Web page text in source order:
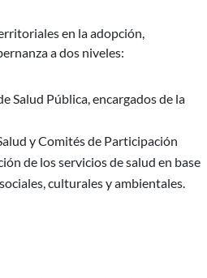
en la adopción,
a dos niveles:
Salud Pública, encargados de la
y Comités de Participación
de los servicios de salud en base
culturales y ambientales.